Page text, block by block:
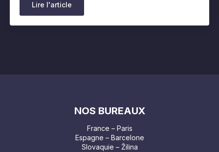
Lire l'article
NOS BUREAUX
France – Paris
Espagne – Barcelone
Slovaquie – Žilina